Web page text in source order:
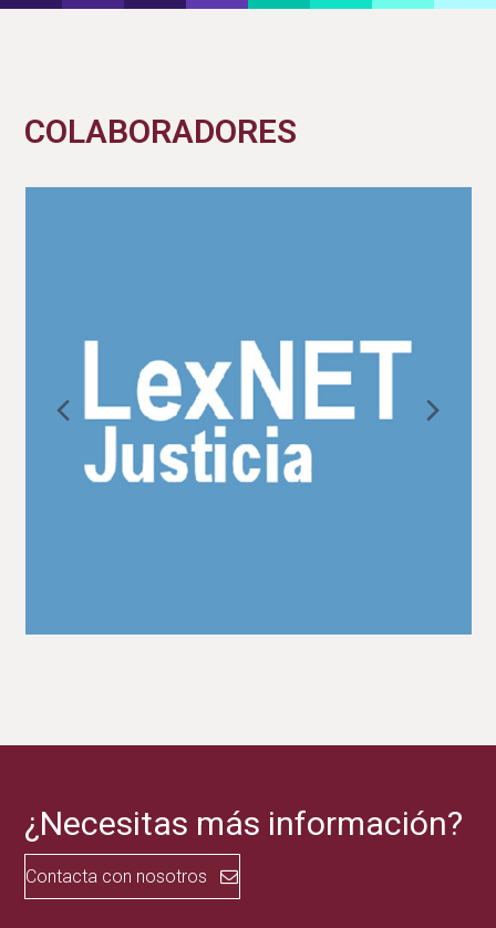
COLABORADORES
Previous
Slide
¿Necesitas más información?
Contacta con nosotros